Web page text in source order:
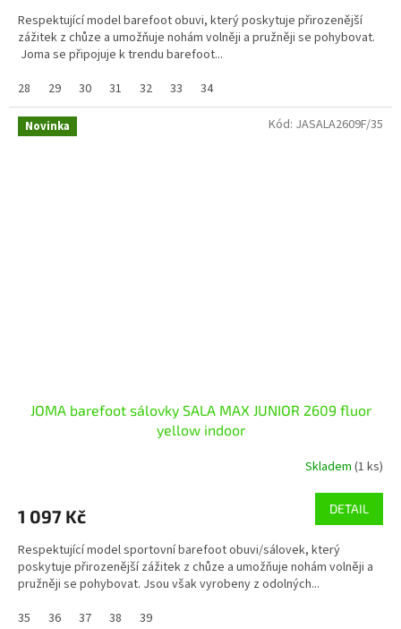
Respektující model barefoot obuvi, který poskytuje přirozenější
zážitek z chůze a umožňuje nohám volněji a pružněji se pohybovat.
Joma se připojuje k trendu barefoot...
28
29 30 31 32 33 34
Novinka
JOMA barefoot sálovky SALA MAX JUNIOR 2609 fluor
yellow indoor
Skladem (1 ks)
1 097 Kč DETAIL
Respektující model sportovní barefoot obuvi/sálovek, který
poskytuje přirozenější zážitek z chůze a umožňuje nohám volněji a
pružněji se pohybovat. Jsou však vyrobeny z odolných...
35
36 37 38 39
Kód: JASALA2609F/35